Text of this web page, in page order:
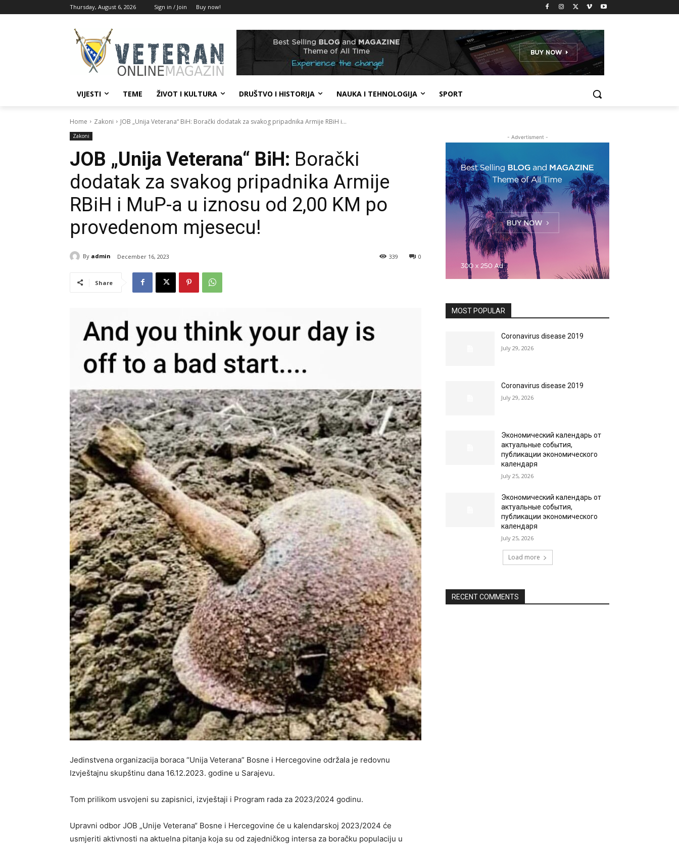
Thursday, August 6, 2026 Sign in / Join Buy now!
VIJESTI TEME ŽIVOT I KULTURA DRUŠTVO I HISTORIJA NAUKA I TEHNOLOGIJA SPORT
Home Zakoni JOB „Unija Veterana“ BiH: Borački dodatak za svakog pripadnika Armije RBiH i...
Zakoni
JOB „Unija Veterana“ BiH: Borački
dodatak za svakog pripadnika Armije
RBiH i MuP-a u iznosu od 2,00 KM po
provedenom mjesecu!
By admin December 16, 2023 0
339
Share
Jedinstvena organizacija boraca “Unija Veterana” Bosne i Hercegovine održala je redovnu
Izvještajnu skupštinu dana 16.12.2023. godine u Sarajevu.
Tom prilikom usvojeni su zapisnici, izvještaji i Program rada za 2023/2024 godinu.
Upravni odbor JOB „Unije Veterana“ Bosne i Hercegovine će u kalendarskoj 2023/2024 će
usmjeriti aktivnosti na aktuelna pitanja koja su od zajedničkog intersa za boračku populaciju u
- Advertisment -
MOST POPULAR
Coronavirus disease 2019
July 29, 2026
Coronavirus disease 2019
July 29, 2026
Экономический календарь от
актуальные события,
публикации экономического
календаря
July 25, 2026
Экономический календарь от
актуальные события,
публикации экономического
календаря
July 25, 2026
Load more
RECENT COMMENTS